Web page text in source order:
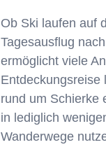
Ob Ski laufen auf
Tagesausflug
ermöglicht viele
Entdeckungsreise
rund um Schierke
in lediglich
Wanderwege